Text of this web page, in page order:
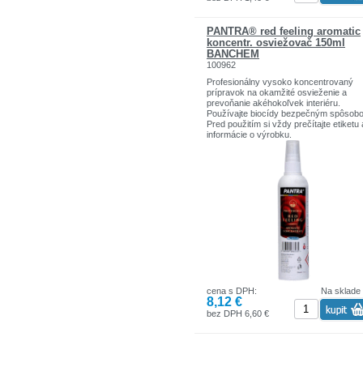
PANTRA® red feeling aromatic
koncentr. osviežovač 150ml
BANCHEM
100962
Profesionálny vysoko koncentrovaný
prípravok na okamžité osvieženie a
prevoňanie akéhokoľvek interiéru.
Používajte biocídy bezpečným
Pred použitím si vždy prečítajte etiketu
informácie o výrobku.
Na sklade
cena s DPH:
8,12 €
bez DPH 6,60 €